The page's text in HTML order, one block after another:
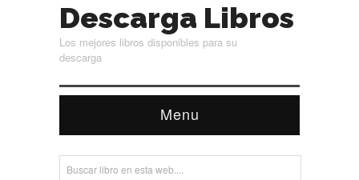
Descarga Libros
Los mejores libros disponibles para su
descarga
Menu